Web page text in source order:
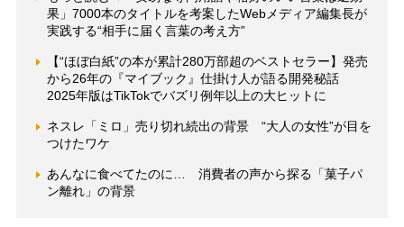
果」7000本のタイトルを考案したWebメディア編集長が
実践する“相手に届く言葉の考え方”
【“ほぼ白紙”の本が累計280万部超のベストセラー】発売
から26年の『マイブック』仕掛け人が語る開発秘話
2025年版はTikTokでバズリ例年以上の大ヒットに
ネスレ「ミロ」売り切れ続出の背景 “大人の女性”が目を
つけたワケ
あんなに食べてたのに… 消費者の声から探る「菓子パ
ン離れ」の背景